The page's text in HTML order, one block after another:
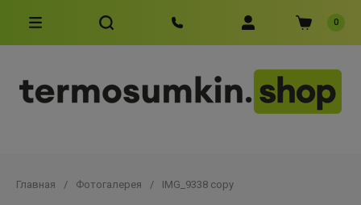
0
Главная / Фотогалерея / IMG_9338 copy